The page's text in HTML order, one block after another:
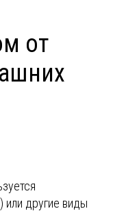
от
или другие виды